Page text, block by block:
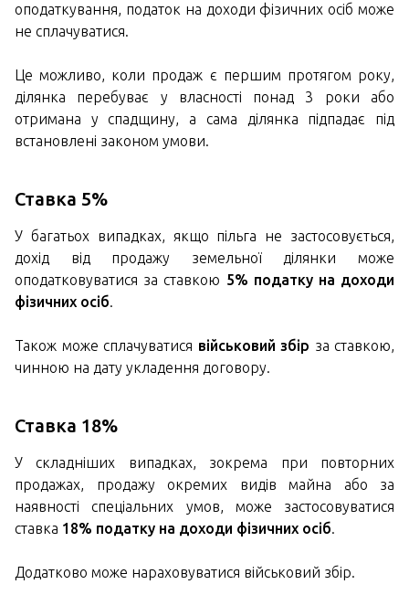
оподаткування, податок на доходи фізичних осіб може
не сплачуватися.
Це можливо, коли продаж є першим протягом року,
ділянка перебуває у власності понад 3 роки або
отримана у спадщину, а сама ділянка підпадає під
встановлені законом умови.
Ставка 5%
У багатьох випадках, якщо пільга не застосовується,
дохід від продажу земельної ділянки може
оподатковуватися за ставкою 5% податку на доходи
фізичних осіб.
Також може сплачуватися військовий збір за ставкою,
чинною на дату укладення договору.
Ставка 18%
У складніших випадках, зокрема при повторних
продажах, продажу окремих видів майна або за
наявності спеціальних умов, може застосовуватися
ставка 18% податку на доходи фізичних осіб.
Додатково може нараховуватися військовий збір.